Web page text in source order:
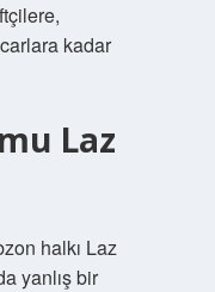
kadar
Laz
halkı Laz
yanlış bir